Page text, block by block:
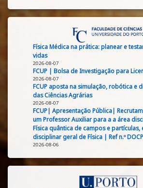
Física Médica na prática: planear e
vidas
2026-08-07
FCUP | Bolsa de Investigação para
2026-08-07
FCUP aposta na simulação, robótica e
das Ciências Agrárias
2026-08-07
FCUP| Apresentação Pública|
um Professor Auxiliar para a a área
Física quântica de campos e
disciplinar geral de Física | Ref n.º
2026-08-06